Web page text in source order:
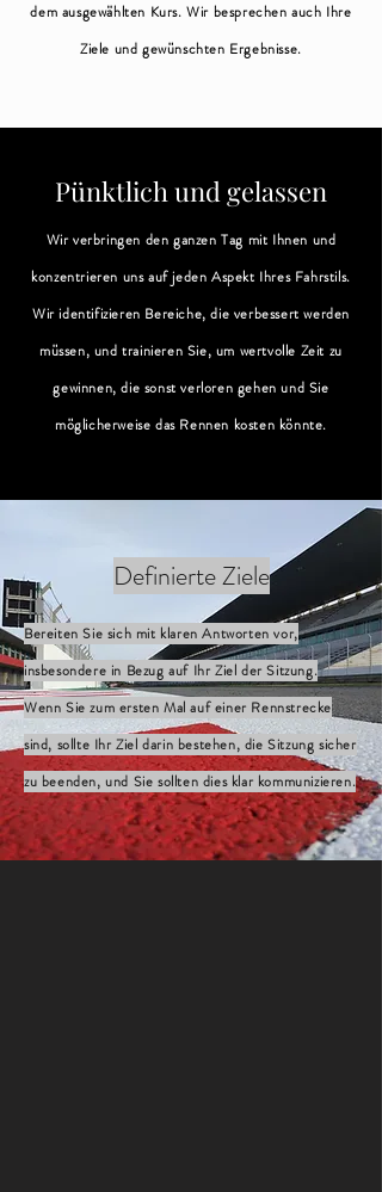
dem ausgewählten Kurs. Wir besprechen auch Ihre
Ziele und gewünschten Ergebnisse.
Pünktlich und gelassen
Wir verbringen den ganzen Tag mit Ihnen und
konzentrieren uns auf jeden Aspekt Ihres Fahrstils.
Wir identifizieren Bereiche, die verbessert werden
müssen, und trainieren Sie, um wertvolle Zeit zu
gewinnen, die sonst verloren gehen und Sie
möglicherweise das Rennen kosten könnte.
Definierte Ziele
Bereiten Sie sich mit klaren Antworten vor,
insbesondere in Bezug auf Ihr Ziel der Sitzung.
Wenn Sie zum ersten Mal auf einer Rennstrecke
sind, sollte Ihr Ziel darin bestehen, die Sitzung sicher
zu beenden, und Sie sollten dies klar kommunizieren.